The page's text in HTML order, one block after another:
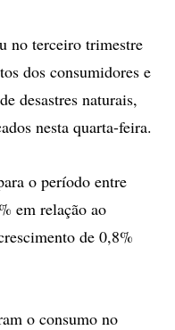
no terceiro trimestre
dos consumidores e
desastres naturais,
nesta quarta-feira.
o período entre
em relação ao
de 0,8%
o consumo no